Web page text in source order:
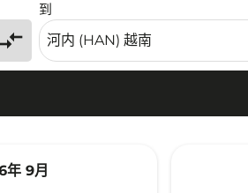
到
年 9月